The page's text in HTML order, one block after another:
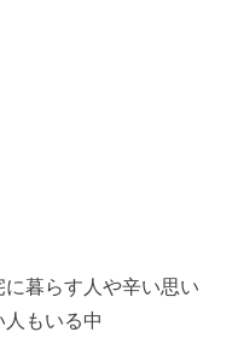
暮らす人や辛い思い
もいる中